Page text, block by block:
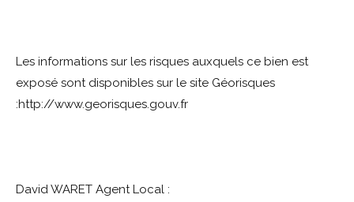
Les informations sur les risques auxquels ce bien est
exposé sont disponibles sur le site Géorisques
:http://www.georisques.gouv.fr
David WARET Agent Local :